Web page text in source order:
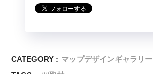
CATEGORY : マップデザインギャラリー